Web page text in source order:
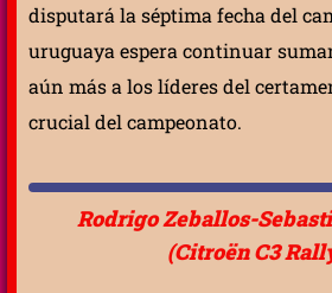
disputará la séptima fecha del
uruguaya espera continuar
aún más a los líderes del
crucial del campeonato.
Rodrigo Zeballos-
(Citroën C3